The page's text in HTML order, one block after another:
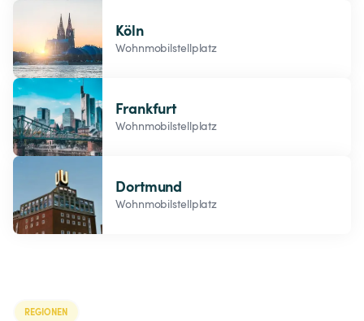
Köln
Wohnmobilstellplatz
Frankfurt
Wohnmobilstellplatz
Dortmund
Wohnmobilstellplatz
REGIONEN